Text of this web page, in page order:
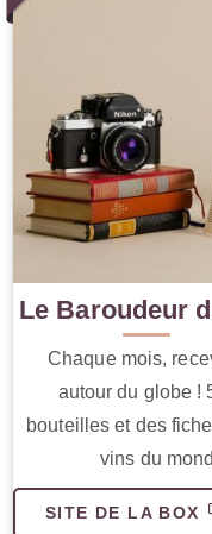
Le Baroudeur
Chaque mois,
autour du globe !
bouteilles et des
vins du
SITE DE LA BOX